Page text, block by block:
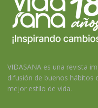
VIDASANA es una revista
difusión de buenos hábitos
mejor estilo de vida.